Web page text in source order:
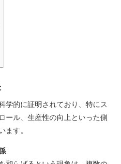
学的に証明されており、特にス
ール、生産性の向上といった側
ます。